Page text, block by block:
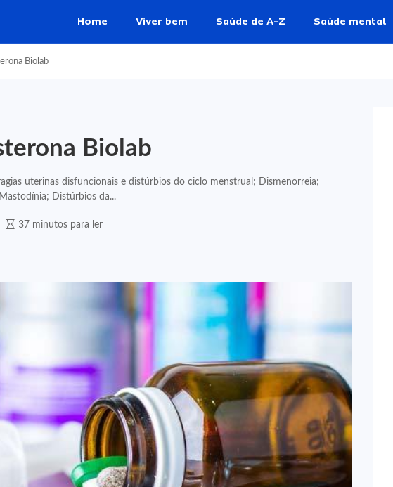
Home Viver bem Saúde de A-Z Saúde mental
Biolab
Biolab
uterinas disfuncionais e distúrbios do ciclo menstrual; Dismenorreia;
Distúrbios da...
37 minutos para ler